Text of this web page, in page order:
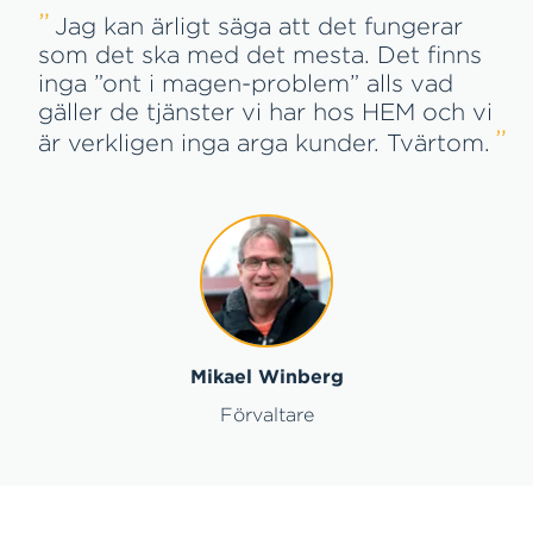
Jag kan ärligt säga att det fungerar
som det ska med det mesta. Det finns
inga ”ont i magen-problem” alls vad
gäller de tjänster vi har hos HEM och vi
är verkligen inga arga kunder. Tvärtom.
Mikael Winberg
Förvaltare